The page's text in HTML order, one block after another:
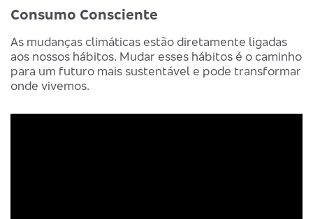
Consumo Consciente
As mudanças climáticas estão diretamente ligadas
aos nossos hábitos. Mudar esses hábitos é o caminho
para um futuro mais sustentável e pode transformar
onde vivemos.